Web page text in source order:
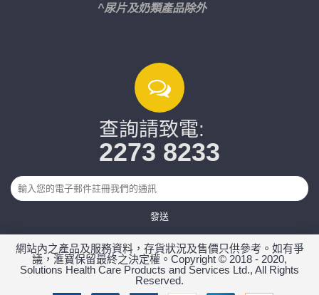
^尿片及奶類產品除外
查詢請致電:
2273 8233
發送
網站內之產品及服務資料，存貨狀況及售價只供參考。如有爭
議，滙寶保留最終之決定權。Copyright © 2018 - 2020,
Solutions Health Care Products and Services Ltd., All Rights
Reserved.